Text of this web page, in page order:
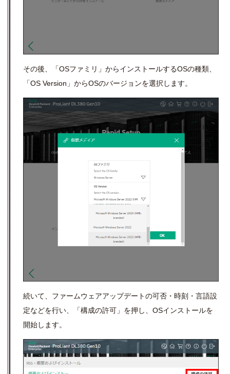
その後、「OSファミリ」からインストールするOSの種類、
「OS Version 」からOSのバージョンを選択します。
続いて、ファームウェアアップデートの可否・時刻・言語設
定などを行い、「構成の許可」を押し、 OSインストールを
開始します。